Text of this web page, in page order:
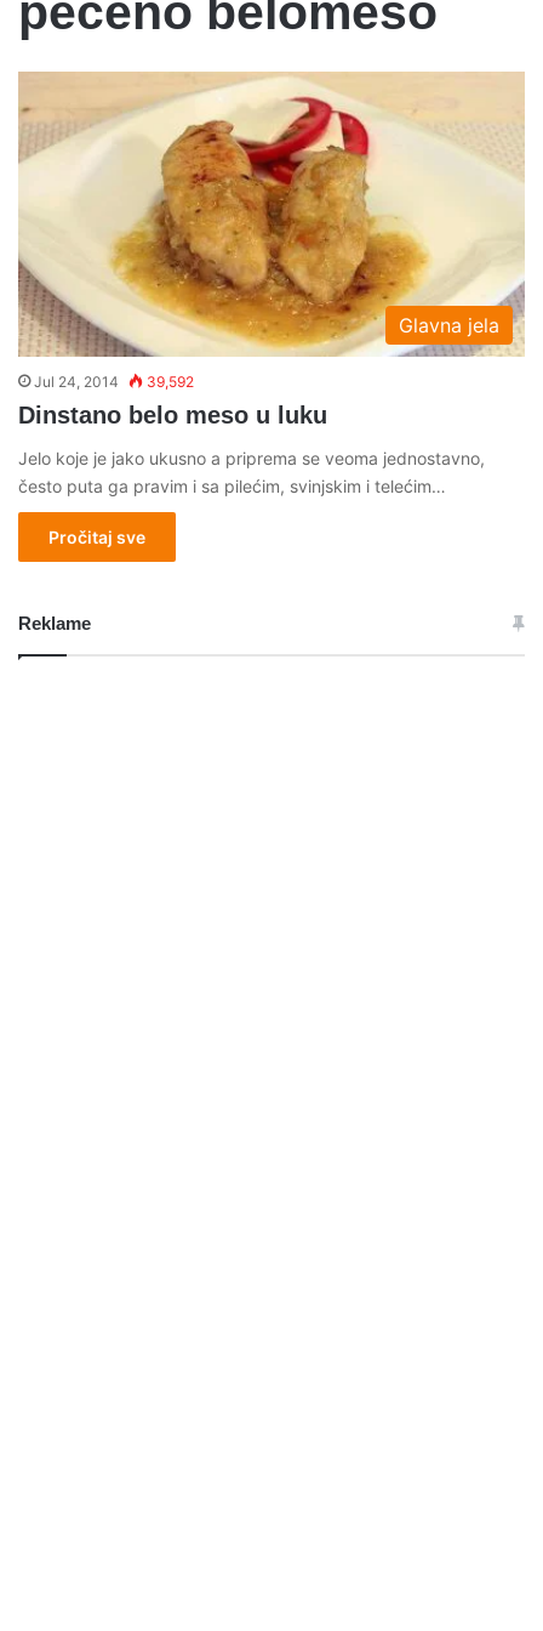
peceno belomeso
Glavna jela
Jul 24, 2014 39,592
Dinstano belo meso u luku
Jelo koje je jako ukusno a priprema se veoma jednostavno,
često puta ga pravim i sa pilećim, svinjskim i telećim…
Pročitaj sve
Reklame